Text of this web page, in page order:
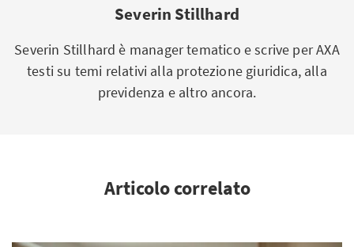
Severin Stillhard
Severin Stillhard è manager tematico e scrive per AXA
testi su temi relativi alla protezione giuridica, alla
previdenza e altro ancora.
Articolo correlato